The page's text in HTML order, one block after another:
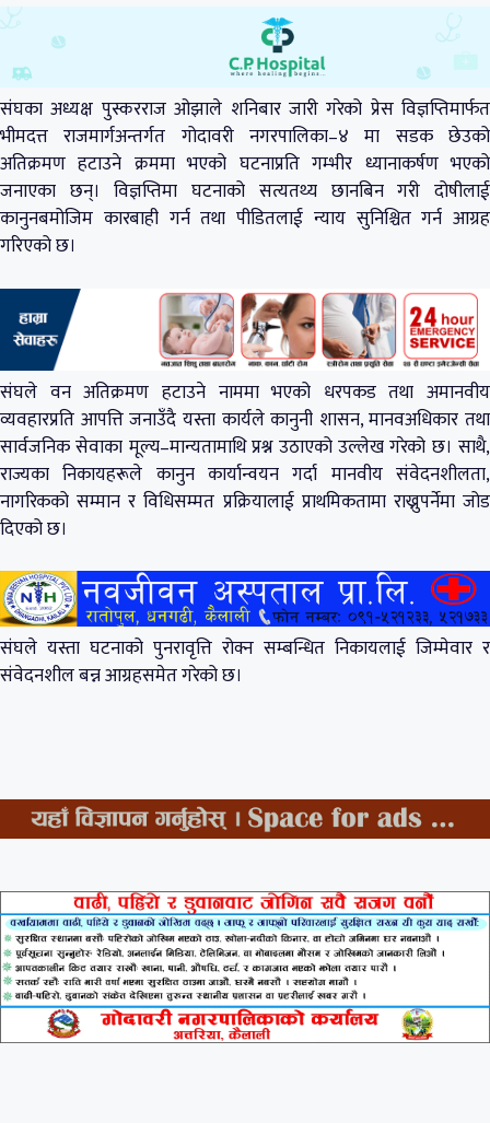
संघका अध्यक्ष पुस्करराज ओझाले शनिबार जारी गरेको प्रेस विज्ञप्तिमार्फत
भीमदत्त राजमार्गअन्तर्गत गोदावरी नगरपालिका–४ मा सडक छेउको
अतिक्रमण हटाउने क्रममा भएको घटनाप्रति गम्भीर ध्यानाकर्षण भएको
जनाएका छन्। विज्ञप्तिमा घटनाको सत्यतथ्य छानबिन गरी दोषीलाई
कानुनबमोजिम कारबाही गर्न तथा पीडितलाई न्याय सुनिश्चित गर्न आग्रह
गरिएको छ।
संघले वन अतिक्रमण हटाउने नाममा भएको धरपकड तथा अमानवीय
व्यवहारप्रति आपत्ति जनाउँदै यस्ता कार्यले कानुनी शासन, मानवअधिकार तथा
सार्वजनिक सेवाका मूल्य–मान्यतामाथि प्रश्न उठाएको उल्लेख गरेको छ। साथै,
राज्यका निकायहरूले कानुन कार्यान्वयन गर्दा मानवीय संवेदनशीलता,
नागरिकको सम्मान र विधिसम्मत प्रक्रियालाई प्राथमिकतामा राख्नुपर्नेमा जोड
दिएको छ।
संघले यस्ता घटनाको पुनरावृत्ति रोक्न सम्बन्धित निकायलाई जिम्मेवार र
संवेदनशील बन्न आग्रहसमेत गरेको छ।